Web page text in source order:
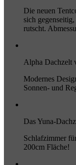
Die neuen
sich
rutscht.
Alpha Dachzelt
Modernes
Sonnen- und
Das Yuna-
Schlafzimmer
200cm Fläche!